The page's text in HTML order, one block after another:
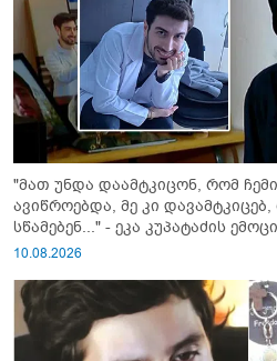
"მათ უნდა დაამტკიცონ, რომ
ავიწროებდა, მე კი
სწამებენ..." - ეკა კუპატაძის
10.08.2026